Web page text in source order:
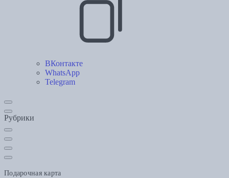
ВКонтакте
WhatsApp
Telegram
Рубрики
Подарочная карта